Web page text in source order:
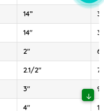
14”
14″
2″
2.1/2″
3″
4″
↓